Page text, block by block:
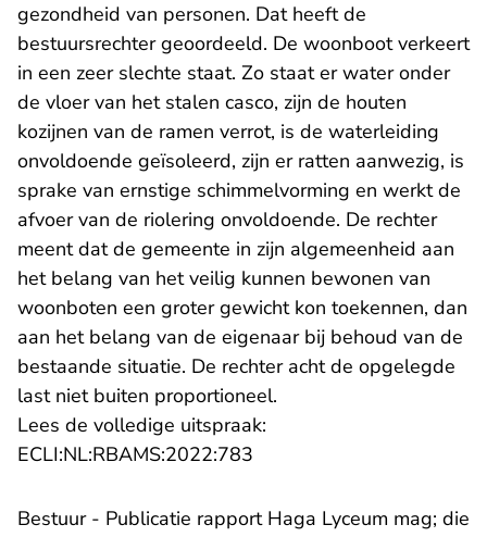
gezondheid van personen. Dat heeft de
bestuursrechter geoordeeld. De woonboot verkeert
in een zeer slechte staat. Zo staat er water onder
de vloer van het stalen casco, zijn de houten
kozijnen van de ramen verrot, is de waterleiding
onvoldoende geïsoleerd, zijn er ratten aanwezig, is
sprake van ernstige schimmelvorming en werkt de
afvoer van de riolering onvoldoende. De rechter
meent dat de gemeente in zijn algemeenheid aan
het belang van het veilig kunnen bewonen van
woonboten een groter gewicht kon toekennen, dan
aan het belang van de eigenaar bij behoud van de
bestaande situatie. De rechter acht de opgelegde
last niet buiten proportioneel.
Lees de volledige uitspraak:
ECLI:NL:RBAMS:2022:783
Bestuur - Publicatie rapport Haga Lyceum mag; die